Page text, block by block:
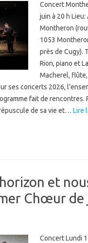
Concert
juin à 20 h Lieu:
Montheron
1053
près de Cugy).
Rion, piano et
Macherel,
ses concerts 2026,
fait de rencontres.
de sa vie et… Lire
et
Chœur de
Concert Lundi